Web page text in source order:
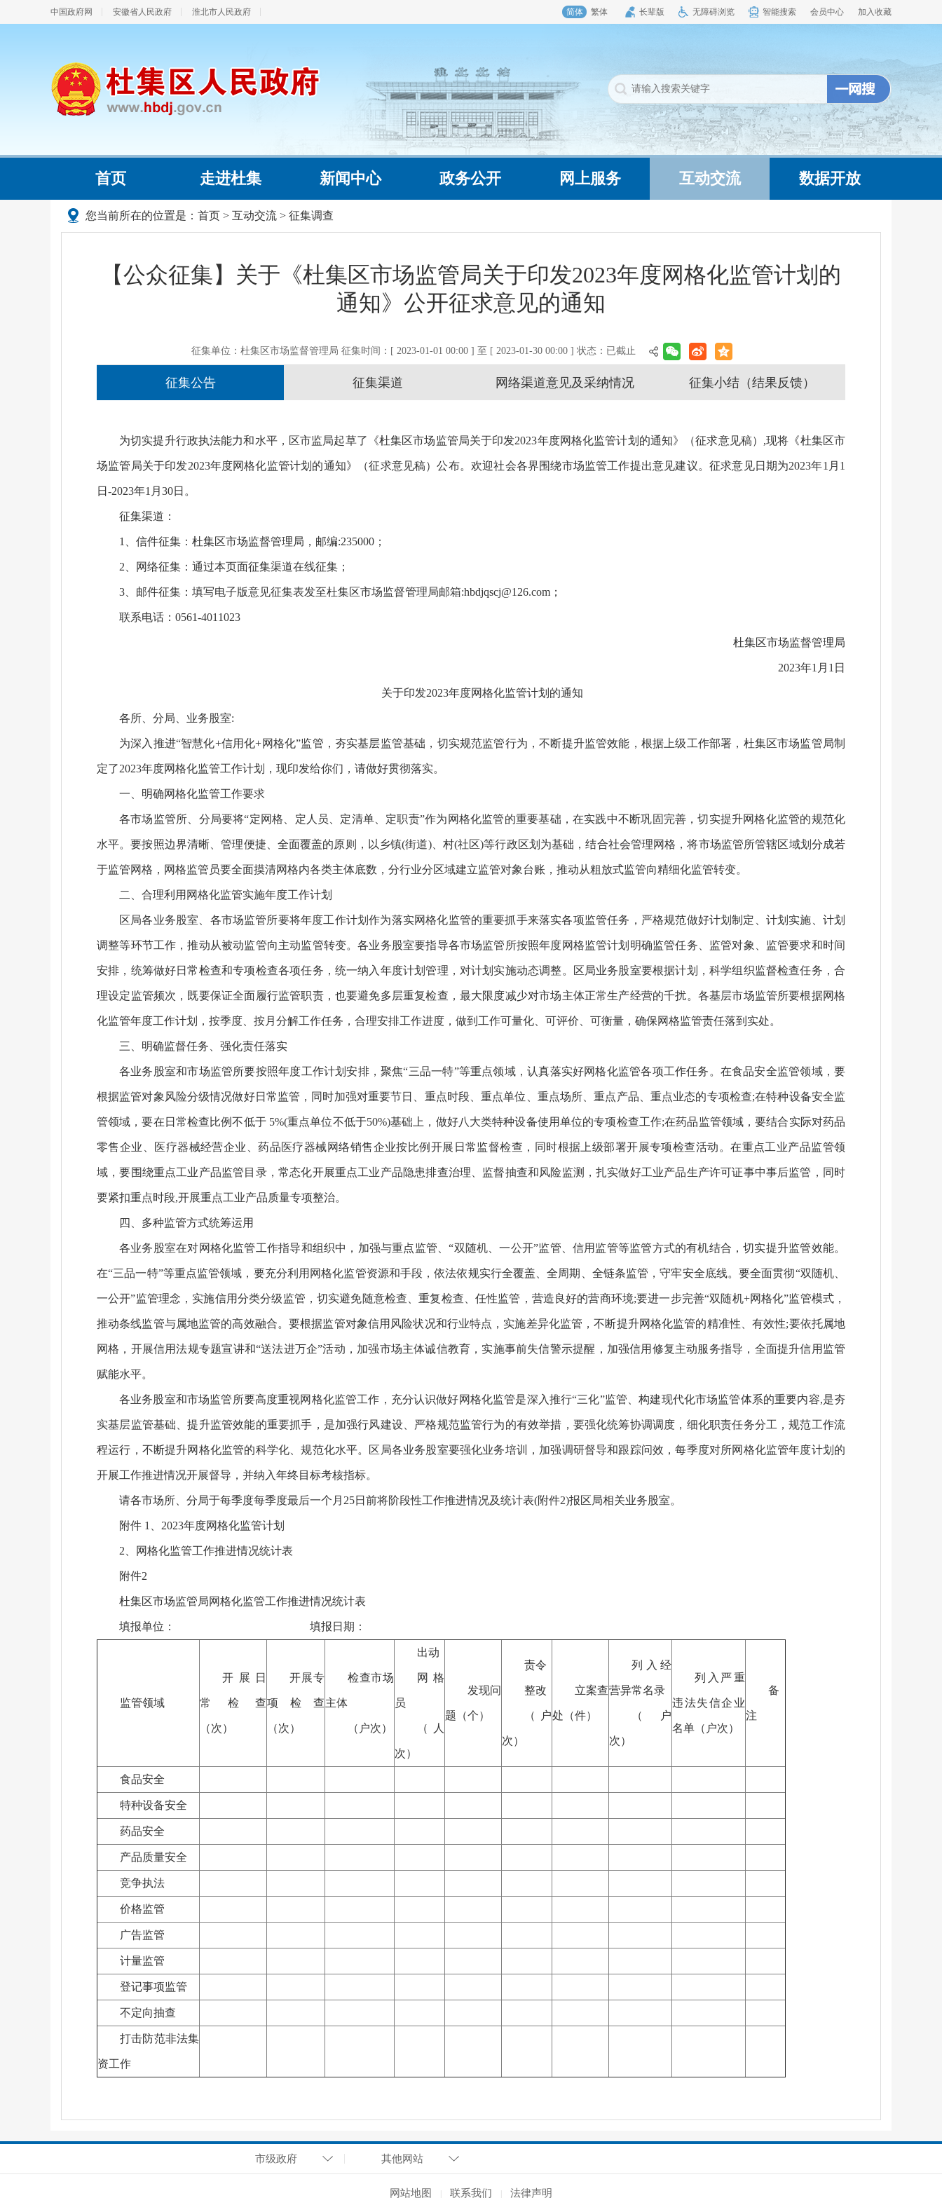
中国政府网 安徽省人民政府 淮北市人民政府 简体 繁体 长辈版 无障碍浏览 智能搜索 会员中心 加入收藏
首页 走进杜集 新闻中心 政务公开 网上服务 互动交流 数据开放
您当前所在的位置是： 首页 > 互动交流 > 征集调查
【公众征集】关于《杜集区市场监管局关于印发2023年度网格化监管计划的
通知》公开征求意见的通知
征集单位：杜集区市场监督管理局 征集时间：[ 2023-01-01 00:00 ] 至 [ 2023-01-30 00:00 ] 状态： 已截止
征集公告 征集渠道 网络渠道意见及采纳情况 征集小结（结果反馈）
为切实提升行政执法能力和水平，区市监局起草了《杜集区市场监管局关于印发2023年度网格化监管计划的通知》（征求意见稿）,现将《杜集区市
场监管局关于印发2023年度网格化监管计划的通知》（征求意见稿）公布。欢迎社会各界围绕市场监管工作提出意见建议。征求意见日期为2023年1月1
日-2023年1月30日。
征集渠道：
1、信件征集：杜集区市场监督管理局，邮编:235000；
2、网络征集：通过本页面征集渠道在线征集；
3、邮件征集：填写电子版意见征集表发至杜集区市场监督管理局邮箱:hbdjqscj@126.com；
联系电话：0561-4011023
杜集区市场监督管理局
2023年1月1日
关于印发2023年度网格化监管计划的通知
各所、分局、业务股室:
为深入推进“智慧化+信用化+网格化”监管，夯实基层监管基础，切实规范监管行为，不断提升监管效能，根据上级工作部署，杜集区市场监管局制
定了2023年度网格化监管工作计划，现印发给你们，请做好贯彻落实。
一、明确网格化监管工作要求
各市场监管所、分局要将“定网格、定人员、定清单、定职责”作为网格化监管的重要基础，在实践中不断巩固完善，切实提升网格化监管的规范化
水平。要按照边界清晰、管理便捷、全面覆盖的原则，以乡镇(街道)、村(社区)等行政区划为基础，结合社会管理网格，将市场监管所管辖区域划分成若
于监管网格，网格监管员要全面摸清网格内各类主体底数，分行业分区域建立监管对象台账，推动从粗放式监管向精细化监管转变。
二、合理利用网格化监管实施年度工作计划
区局各业务股室、各市场监管所要将年度工作计划作为落实网格化监管的重要抓手来落实各项监管任务，严格规范做好计划制定、计划实施、计划
调整等环节工作，推动从被动监管向主动监管转变。各业务股室要指导各市场监管所按照年度网格监管计划明确监管任务、监管对象、监管要求和时间
安排，统筹做好日常检查和专项检查各项任务，统一纳入年度计划管理，对计划实施动态调整。区局业务股室要根据计划，科学组织监督检查任务，合
理设定监管频次，既要保证全面履行监管职责，也要避免多层重复检查，最大限度减少对市场主体正常生产经营的千扰。各基层市场监管所要根据网格
化监管年度工作计划，按季度、按月分解工作任务，合理安排工作进度，做到工作可量化、可评价、可衡量，确保网格监管责任落到实处。
三、明确监督任务、强化责任落实
各业务股室和市场监管所要按照年度工作计划安排，聚焦“三品一特”等重点领域，认真落实好网格化监管各项工作任务。在食品安全监管领域，要
根据监管对象风险分级情况做好日常监管，同时加强对重要节日、重点时段、重点单位、重点场所、重点产品、重点业态的专项检查;在特种设备安全监
管领域，要在日常检查比例不低于 5%(重点单位不低于50%)基础上，做好八大类特种设备使用单位的专项检查工作;在药品监管领域，要结合实际对药品
零售企业、医疗器械经营企业、药品医疗器械网络销售企业按比例开展日常监督检查，同时根据上级部署开展专项检查活动。在重点工业产品监管领
域，要围绕重点工业产品监管目录，常态化开展重点工业产品隐患排查治理、监督抽查和风险监测，扎实做好工业产品生产许可证事中事后监管，同时
要紧扣重点时段,开展重点工业产品质量专项整治。
四、多种监管方式统筹运用
各业务股室在对网格化监管工作指导和组织中，加强与重点监管、“双随机、一公开”监管、信用监管等监管方式的有机结合，切实提升监管效能。
在“三品一特”等重点监管领域，要充分利用网格化监管资源和手段，依法依规实行全覆盖、全周期、全链条监管，守牢安全底线。要全面贯彻“双随机、
一公开”监管理念，实施信用分类分级监管，切实避免随意检查、重复检查、任性监管，营造良好的营商环境;要进一步完善“双随机+网格化”监管模式，
推动条线监管与属地监管的高效融合。要根据监管对象信用风险状况和行业特点，实施差异化监管，不断提升网格化监管的精准性、有效性;要依托属地
网格，开展信用法规专题宣讲和“送法进万企”活动，加强市场主体诚信教育，实施事前失信警示提醒，加强信用修复主动服务指导，全面提升信用监管
赋能水平。
各业务股室和市场监管所要高度重视网格化监管工作，充分认识做好网格化监管是深入推行“三化”监管、构建现代化市场监管体系的重要内容,是夯
实基层监管基础、提升监管效能的重要抓手，是加强行风建设、严格规范监管行为的有效举措，要强化统筹协调调度，细化职责任务分工，规范工作流
程运行，不断提升网格化监管的科学化、规范化水平。区局各业务股室要强化业务培训，加强调研督导和跟踪问效，每季度对所网格化监管年度计划的
开展工作推进情况开展督导，并纳入年终目标考核指标。
请各市场所、分局于每季度每季度最后一个月25日前将阶段性工作推进情况及统计表(附件2)报区局相关业务股室。
附件 1、2023年度网格化监管计划
2、网格化监管工作推进情况统计表
附件2
杜集区市场监管局网格化监管工作推进情况统计表
填报单位： 填报日期：
监管领域
开展日
常检查
（次）
开展专
项检查
（次）
检查市场
主体
（户次）
出动
网格
员
（人
次）
发现问
题（个）
责令
整改
（户
次）
立案查
处（件）
列入经
营异常名录
（户
次）
列入严重
违法失信企业
名单（户次）
备
注
食品安全
特种设备安全
药品安全
产品质量安全
竞争执法
价格监管
广告监管
计量监管
登记事项监管
不定向抽查
打击防范非法集
资工作
市级政府 其他网站
网站地图 联系我们 法律声明